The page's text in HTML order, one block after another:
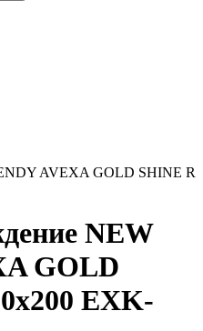
AVEXA GOLD SHINE R
NEW
GOLD
EXK-